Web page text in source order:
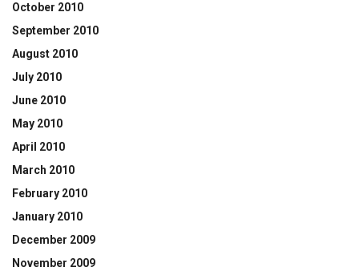
October 2010
September 2010
August 2010
July 2010
June 2010
May 2010
April 2010
March 2010
February 2010
January 2010
December 2009
November 2009